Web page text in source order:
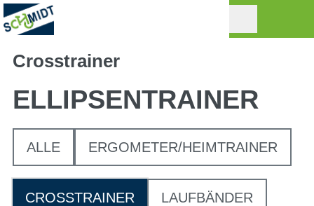
Crosstrainer
ELLIPSENTRAINER
ALLE ERGOMETER/HEIMTRAINER
CROSSTRAINER LAUFBÄNDER